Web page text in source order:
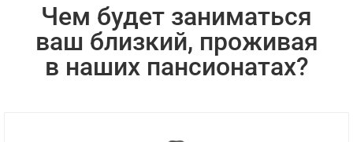
Чем будет заниматься
ваш близкий, проживая
в наших пансионатах?